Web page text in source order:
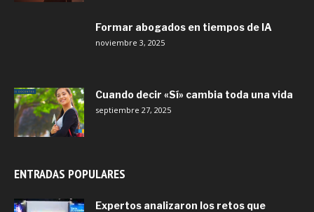
Formar abogados en tiempos de IA
noviembre 3, 2025
Cuando decir «Sí» cambia toda una vida
septiembre 27, 2025
ENTRADAS POPULARES
Expertos analizaron los retos que